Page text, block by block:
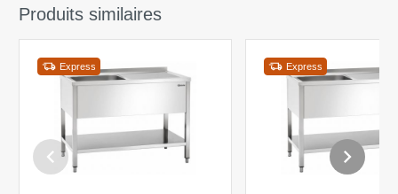
Produits similaires
Express Express